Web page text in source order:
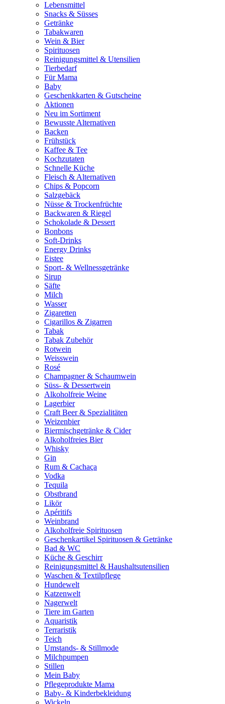
Lebensmittel
Snacks & Süsses
Getränke
Tabakwaren
Wein & Bier
Spirituosen
Reinigungsmittel & Utensilien
Tierbedarf
Für Mama
Baby
Geschenkkarten & Gutscheine
Aktionen
Neu im Sortiment
Bewusste Alternativen
Backen
Frühstück
Kaffee & Tee
Kochzutaten
Schnelle Küche
Fleisch & Alternativen
Chips & Popcorn
Salzgebäck
Nüsse & Trockenfrüchte
Backwaren & Riegel
Schokolade & Dessert
Bonbons
Soft-Drinks
Energy Drinks
Eistee
Sport- & Wellnessgetränke
Sirup
Säfte
Milch
Wasser
Zigaretten
Cigarillos & Zigarren
Tabak
Tabak Zubehör
Rotwein
Weisswein
Rosé
Champagner & Schaumwein
Süss- & Dessertwein
Alkoholfreie Weine
Lagerbier
Craft Beer & Spezialitäten
Weizenbier
Biermischgetränke & Cider
Alkoholfreies Bier
Whisky
Gin
Rum & Cachaça
Vodka
Tequila
Obstbrand
Likör
Apéritifs
Weinbrand
Alkoholfreie Spirituosen
Geschenkartikel Spirituosen & Getränke
Bad & WC
Küche & Geschirr
Reinigungsmittel & Haushaltsutensilien
Waschen & Textilpflege
Hundewelt
Katzenwelt
Nagerwelt
Tiere im Garten
Aquaristik
Terraristik
Teich
Umstands- & Stillmode
Milchpumpen
Stillen
Mein Baby
Pflegeprodukte Mama
Baby- & Kinderbekleidung
Wickeln